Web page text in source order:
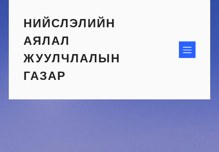
contentНИЙСЛЭЛИЙН
АЯЛАЛ
ЖУУЛЧЛАЛЫН
ГАЗАР